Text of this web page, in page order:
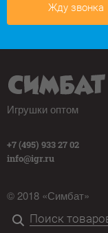
Жду звонка
Игрушки оптом
+7 (495) 933 27 02
info@igr.ru
© 2018 «Симбат»